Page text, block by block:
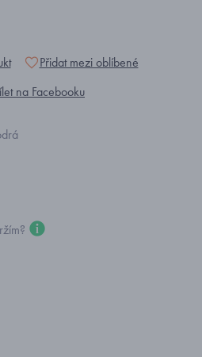
Přidat mezi oblíbené
na Facebooku